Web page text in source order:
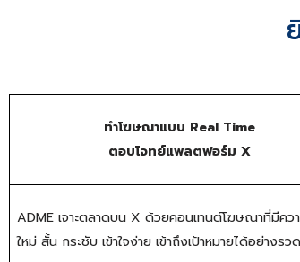
ทำโฆษณาแบบ Real Time
ตอบโจทย์แพลตฟอร์ม X
ADME เจาะตลาดบน X ด้วยคอนเทนต์โฆษณาที่มีคว
ใหม่ สั้น กระชับ เข้าใจง่าย เข้าถึงเป้าหมายได้อย่างรว